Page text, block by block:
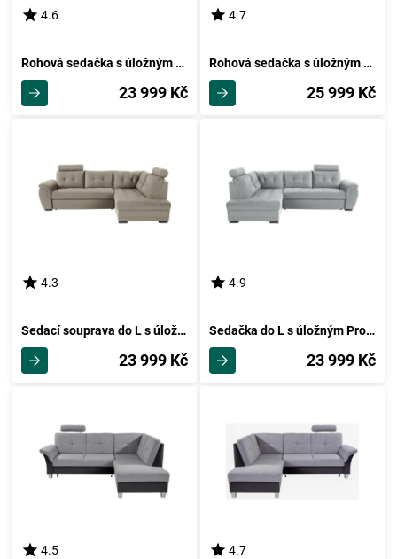
4.6
Rohová sedačka s úložným Prostorem Falco, Světle Hnědá
23 999 Kč
4.7
Rohová sedačka s úložným Prostorem Falco, Světle Šedá
25 999 Kč
4.3
Sedací souprava do L s úložným Prostorem Falco, Světle Hnědá
23 999 Kč
4.9
Sedačka do L s úložným Prostorem Falco, Světle Šedá
23 999 Kč
4.5 4.7